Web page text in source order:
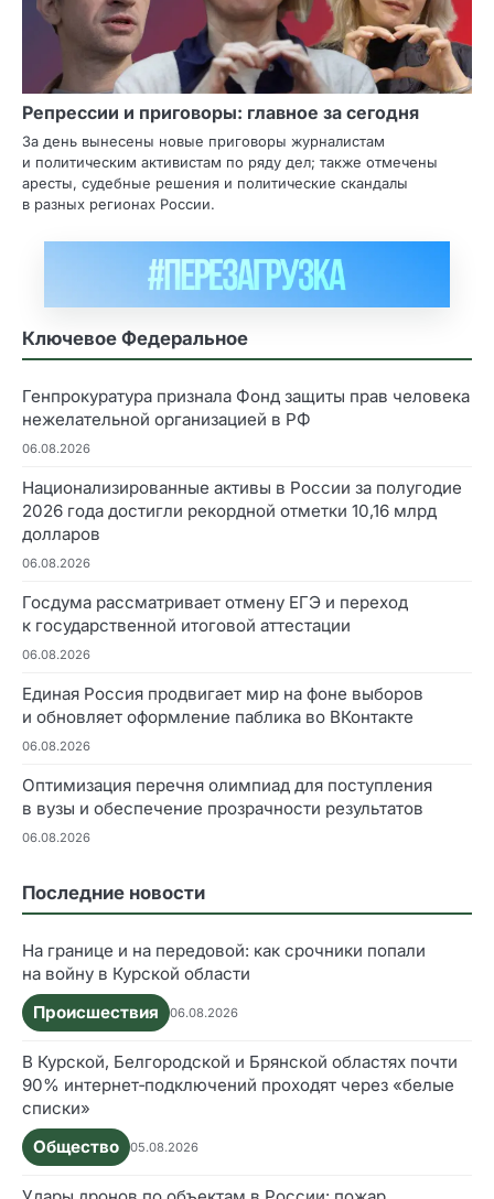
Репрессии и приговоры: главное за сегодня
За день вынесены новые приговоры журналистам
и политическим активистам по ряду дел; также отмечены
аресты, судебные решения и политические скандалы
в разных регионах России.
Ключевое Федеральное
Генпрокуратура признала Фонд защиты прав человека
нежелательной организацией в РФ
06.08.2026
Национализированные активы в России за полугодие
2026 года достигли рекордной отметки 10,16 млрд
долларов
06.08.2026
Госдума рассматривает отмену ЕГЭ и переход
к государственной итоговой аттестации
06.08.2026
Единая Россия продвигает мир на фоне выборов
и обновляет оформление паблика во ВКонтакте
06.08.2026
Оптимизация перечня олимпиад для поступления
в вузы и обеспечение прозрачности результатов
06.08.2026
Последние новости
На границе и на передовой: как срочники попали
на войну в Курской области
Происшествия
06.08.2026
В Курской, Белгородской и Брянской областях почти
90% интернет‑подключений проходят через «белые
списки»
Общество
05.08.2026